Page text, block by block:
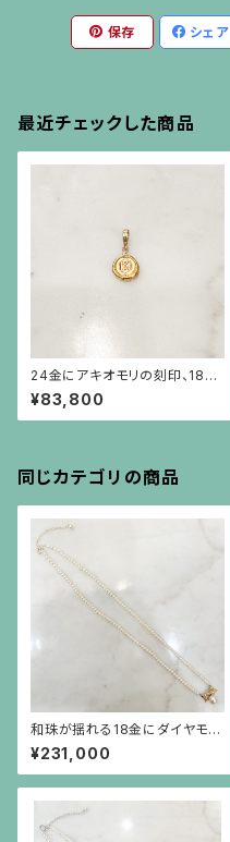
保存 シェア
最近チェックした商品
24金にアキオモリの刻印、18金
金具のペンダント（チェーン別）
¥83,800
同じカテゴリの商品
和珠が揺れる18金にダイヤモン
ドのリボンを小さなパールで繋
いだネックレス
¥231,000